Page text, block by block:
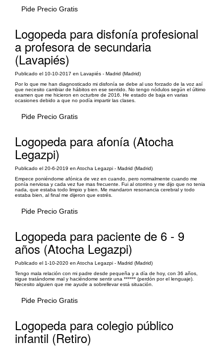
Pide Precio Gratis
Logopeda para disfonía profesional
a profesora de secundaria
(Lavapiés)
Publicado el 10-10-2017 en Lavapiés - Madrid (Madrid)
Por lo que me han diagnosticado mi disfonía se debe al uso forzado de la voz así
que necesito cambiar de hábitos en ese sentido. No tengo nódulos según el último
examen que me hicieron en octurbre de 2016. He estado de baja en varias
ocasiones debido a que no podía impartir las clases.
Pide Precio Gratis
Logopeda para afonía (Atocha
Legazpi)
Publicado el 20-6-2019 en Atocha Legazpi - Madrid (Madrid)
Empece poniéndome afónica de vez en cuando, pero normalmente cuando me
ponía nerviosa y cada vez fue mas frecuente. Fui al otorrino y me dijo que no tenia
nada, que estaba todo limpio y bien. Me mandaron resonancia cerebral y todo
estaba bien, al final me dijeron que estrés.
Pide Precio Gratis
Logopeda para paciente de 6 - 9
años (Atocha Legazpi)
Publicado el 1-10-2020 en Atocha Legazpi - Madrid (Madrid)
Tengo mala relación con mi padre desde pequeña y a día de hoy, con 36 años,
sigue tratándome mal y haciéndome sentir una ****** (perdón por el lenguaje).
Necesito alguien que me ayude a sobrellevar está situación.
Pide Precio Gratis
Logopeda para colegio público
infantil (Retiro)